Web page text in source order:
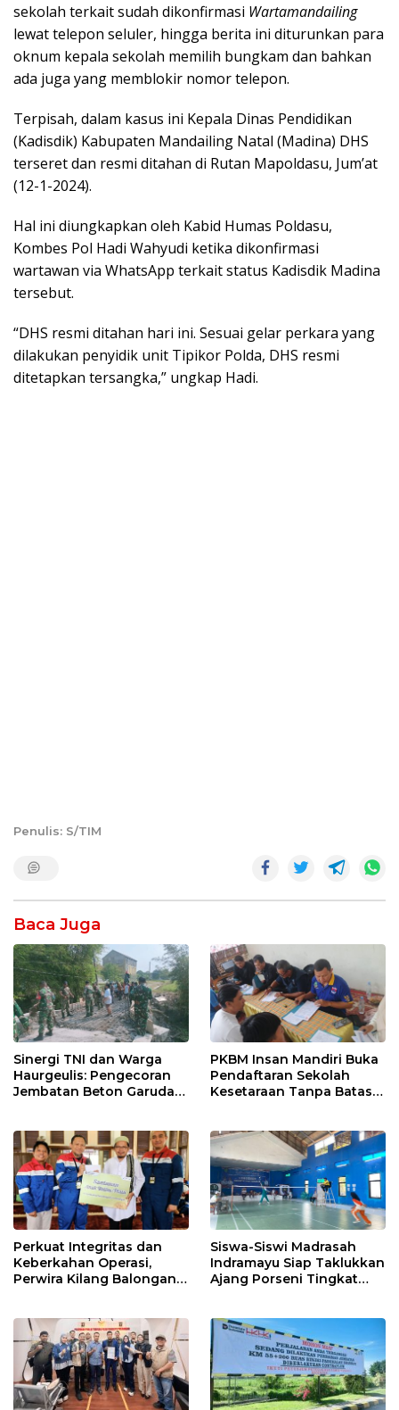
sekolah terkait sudah dikonfirmasi Wartamandailing
lewat telepon seluler, hingga berita ini diturunkan para
oknum kepala sekolah memilih bungkam dan bahkan
ada juga yang memblokir nomor telepon.
Terpisah, dalam kasus ini Kepala Dinas Pendidikan
(Kadisdik) Kabupaten Mandailing Natal (Madina) DHS
terseret dan resmi ditahan di Rutan Mapoldasu, Jum’at
(12-1-2024).
Hal ini diungkapkan oleh Kabid Humas Poldasu,
Kombes Pol Hadi Wahyudi ketika dikonfirmasi
wartawan via WhatsApp terkait status Kadisdik Madina
tersebut.
“DHS resmi ditahan hari ini. Sesuai gelar perkara yang
dilakukan penyidik unit Tipikor Polda, DHS resmi
ditetapkan tersangka,” ungkap Hadi.
Penulis: S/TIM
Baca Juga
Sinergi TNI dan Warga
Haurgeulis: Pengecoran
Jembatan Beton Garuda
PKBM Insan Mandiri Buka
Pendaftaran Sekolah
Kesetaraan Tanpa Batas
Perkuat Integritas dan
Keberkahan Operasi,
Perwira Kilang Balongan
Siswa-Siswi Madrasah
Indramayu Siap Taklukkan
Ajang Porseni Tingkat